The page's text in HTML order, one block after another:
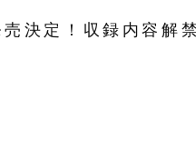
売決定！収録内容解